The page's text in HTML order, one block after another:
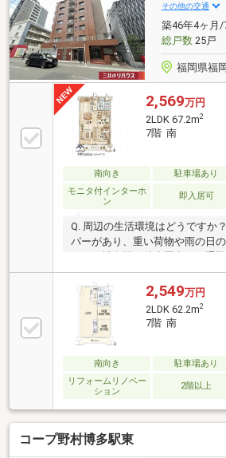
その他の交通
築46年4ヶ月/
総戸数25戸
福岡県福
2,569万円
2LDK 67.2m2
7階 南
南向き 駐車場あり
モニタ付インターホ
ン
即入居可
Q. 周辺の生活環境はどうですか
パーがあり、重い荷物や雨の日
せん。博多駅が徒歩圏内で、通
も利便性の高い立地です。Q. ど
か？A. 徒歩13分で博多駅という
最上階の7階部分なので上階の足
となく、ご家族でゆったりとし
を過ごせます。Q. 室内はきれい
にキッチンやトイレ、クロスな
ムを実施しました。15帖以上の
るい南向きの光を取り込む心地よ
2,549万円
2LDK 62.2m2
7階 南
南向き 駐車場あり
リフォームリノベー
ション
2階以上
コープ野村博多駅東